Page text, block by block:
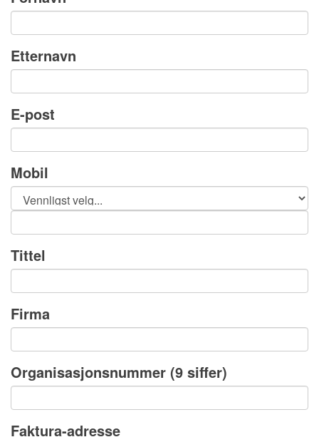
Etternavn
E-post
Mobil
Tittel
Firma
Organisasjonsnummer (9 siffer)
Faktura-adresse